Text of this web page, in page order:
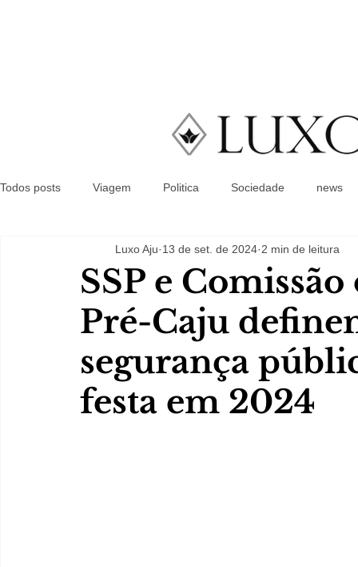
Todos posts Viagem Politica Sociedade news
SSP e
Pré-Caju
segurança
festa em 2024
Luxo Aju 13 de set. de 2024 2 min de leitura